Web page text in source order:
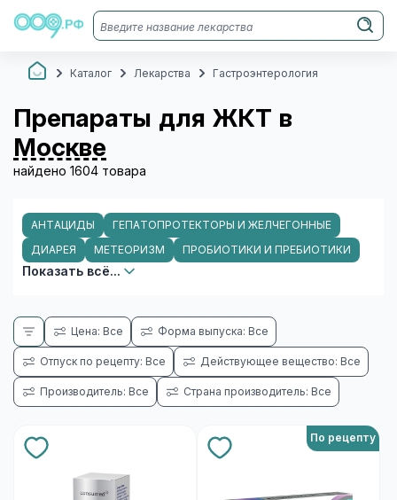
Каталог Лекарства Гастроэнтерология
Препараты для ЖКТ в
Москве
найдено 1604 товара
АНТАЦИДЫ
ГЕПАТОПРОТЕКТОРЫ И ЖЕЛЧЕГОННЫЕ
ДИАРЕЯ
МЕТЕОРИЗМ ПРОБИОТИКИ И ПРЕБИОТИКИ
Показать всё...
Цена: Все Форма выпуска: Все
Отпуск по рецепту: Все Действующее вещество: Все
Производитель: Все Страна производитель: Все
По рецепту